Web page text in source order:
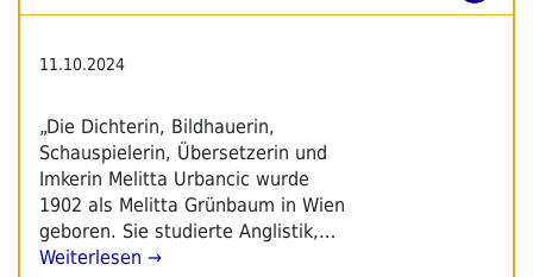
11.10.2024
„Die Dichterin, Bildhauerin,
Schauspielerin, Übersetzerin und
Imkerin Melitta Urbancic wurde
1902 als Melitta Grünbaum in Wien
geboren. Sie studierte Anglistik,…
Weiterlesen →